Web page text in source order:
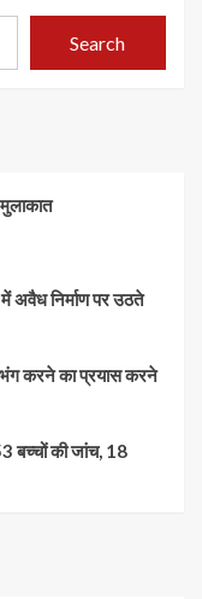
Search
अवैध निर्माण पर उठते
करने का प्रयास करने
बच्चों की जांच, 18